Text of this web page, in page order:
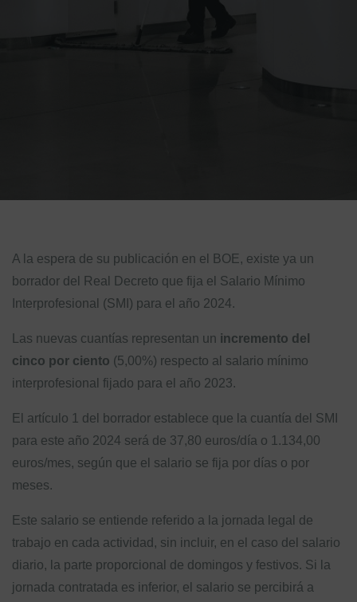
A la espera de su publicación en el BOE, existe ya un
borrador del Real Decreto que fija el Salario Mínimo
Interprofesional (SMI) para el año 2024.
Las nuevas cuantías representan un incremento del
cinco por ciento (5,00%) respecto al salario mínimo
interprofesional fijado para el año 2023.
El artículo 1 del borrador establece que la cuantía del SMI
para este año 2024 será de 37,80 euros/día o 1.134,00
euros/mes, según que el salario se fija por días o por
meses.
Este salario se entiende referido a la jornada legal de
trabajo en cada actividad, sin incluir, en el caso del salario
diario, la parte proporcional de domingos y festivos. Si la
jornada contratada es inferior, el salario se percibirá a